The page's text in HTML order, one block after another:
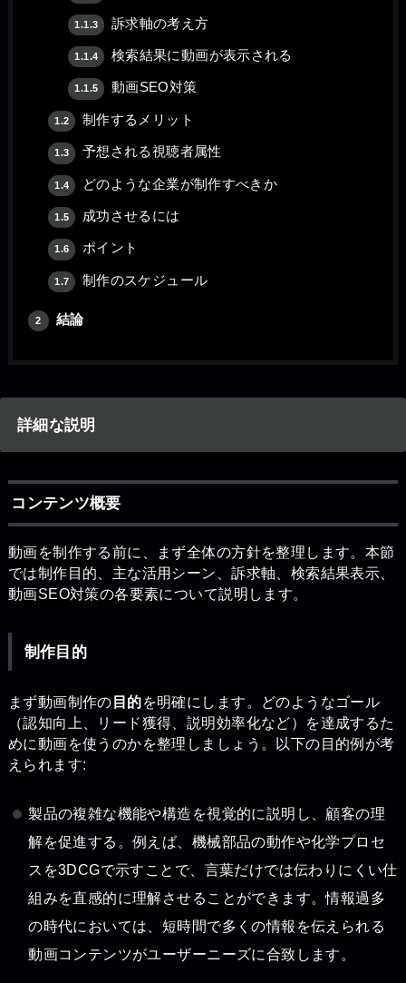
1.1.3 訴求軸の考え方
1.1.4 検索結果に動画が表示される
1.1.5 動画SEO対策
1.2 制作するメリット
1.3 予想される視聴者属性
1.4 どのような企業が制作すべきか
1.5 成功させるには
1.6 ポイント
1.7 制作のスケジュール
2 結論
詳細な説明
コンテンツ概要
動画を制作する前に、まず全体の方針を整理します。本節
では制作目的、主な活用シーン、訴求軸、検索結果表示、
動画SEO対策の各要素について説明します。
制作目的
まず動画制作の目的を明確にします。どのようなゴール
（認知向上、リード獲得、説明効率化など）を達成するた
めに動画を使うのかを整理しましょう。以下の目的例が考
えられます:
製品の複雑な機能や構造を視覚的に説明し、顧客の理
解を促進する。例えば、機械部品の動作や化学プロセ
スを3DCGで示すことで、言葉だけでは伝わりにくい仕
組みを直感的に理解させることができます。情報過多
の時代においては、短時間で多くの情報を伝えられる
動画コンテンツがユーザーニーズに合致します。